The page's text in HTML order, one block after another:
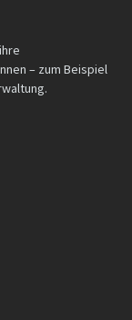
– zum Beispiel